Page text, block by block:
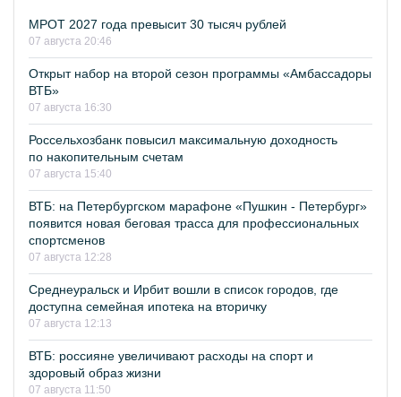
МРОТ 2027 года превысит 30 тысяч рублей
07 августа 20:46
Открыт набор на второй сезон программы «Амбассадоры
ВТБ»
07 августа 16:30
Россельхозбанк повысил максимальную доходность
по накопительным счетам
07 августа 15:40
ВТБ: на Петербургском марафоне «Пушкин - Петербург»
появится новая беговая трасса для профессиональных
спортсменов
07 августа 12:28
Среднеуральск и Ирбит вошли в список городов, где
доступна семейная ипотека на вторичку
07 августа 12:13
ВТБ: россияне увеличивают расходы на спорт и
здоровый образ жизни
07 августа 11:50